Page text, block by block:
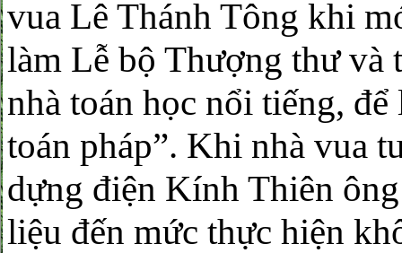
vua Lê Thánh Tông khi
làm Lễ bộ Thượng thư và
nhà toán học nổi tiếng,
toán pháp”. Khi nhà vua
dựng điện Kính Thiên
liệu đến mức thực hiện